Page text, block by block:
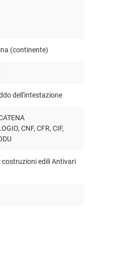
(continente)
dell'intestazione
CNF, CFR, CIF,
costruzioni edili Antivari